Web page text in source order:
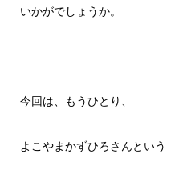
いかがでしょうか。
今回は、もうひとり、
よこやまかずひろさんという